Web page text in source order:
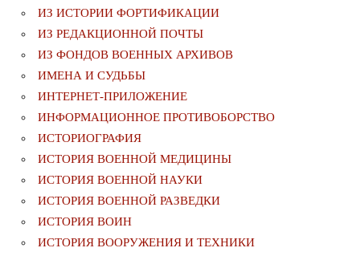
ИЗ ИСТОРИИ ФОРТИФИКАЦИИ
ИЗ РЕДАКЦИОННОЙ ПОЧТЫ
ИЗ ФОНДОВ ВОЕННЫХ АРХИВОВ
ИМЕНА И СУДЬБЫ
ИНТЕРНЕТ-ПРИЛОЖЕНИЕ
ИНФОРМАЦИОННОЕ ПРОТИВОБОРСТВО
ИСТОРИОГРАФИЯ
ИСТОРИЯ ВОЕННОЙ МЕДИЦИНЫ
ИСТОРИЯ ВОЕННОЙ НАУКИ
ИСТОРИЯ ВОЕННОЙ РАЗВЕДКИ
ИСТОРИЯ ВОИН
ИСТОРИЯ ВООРУЖЕНИЯ И ТЕХНИКИ